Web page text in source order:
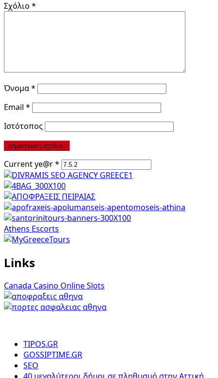
Σχόλιο *
Όνομα*
Email *
Ιστότοπος
Current ye@r*
Athens Escorts
Links
Canada Casino Online Slots
TIPOS.GR
GOSSIPTIME.GR
SEO